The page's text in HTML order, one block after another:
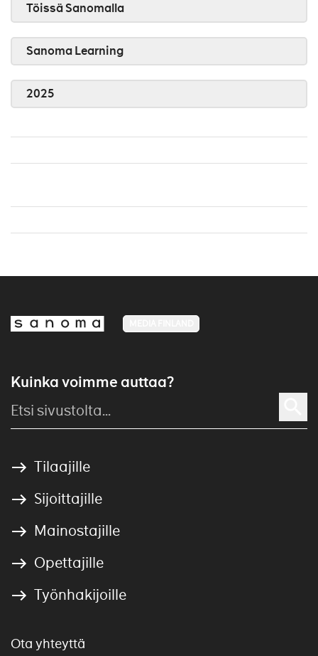
Töissä Sanomalla
Sanoma Learning
2025
Kuinka voimme auttaa?
Tilaajille
Sijoittajille
Mainostajille
Opettajille
Työnhakijoille
Ota yhteyttä